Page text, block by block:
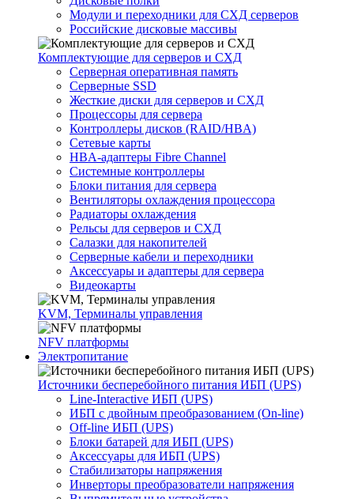
Модули и переходники для СХД серверов
Российские дисковые массивы
Комплектующие для серверов и СХД
Серверная оперативная память
Серверные SSD
Жесткие диски для серверов и СХД
Процессоры для сервера
Контроллеры дисков (RAID/HBA)
Сетевые карты
HBA-адаптеры Fibre Channel
Системные контроллеры
Блоки питания для сервера
Вентиляторы охлаждения процессора
Радиаторы охлаждения
Рельсы для серверов и СХД
Салазки для накопителей
Серверные кабели и переходники
Аксессуары и адаптеры для сервера
Видеокарты
KVM, Терминалы управления
NFV платформы
Электропитание
Источники бесперебойного питания ИБП (UPS)
Line-Interactive ИБП (UPS)
ИБП с двойным преобразованием (On-line)
Off-line ИБП (UPS)
Блоки батарей для ИБП (UPS)
Аксессуары для ИБП (UPS)
Стабилизаторы напряжения
Инверторы преобразователи напряжения